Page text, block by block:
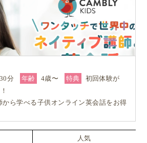
分 年齢 4歳〜 特典
初回体験が
ら学べる子供オンライン英会話をお得
人気